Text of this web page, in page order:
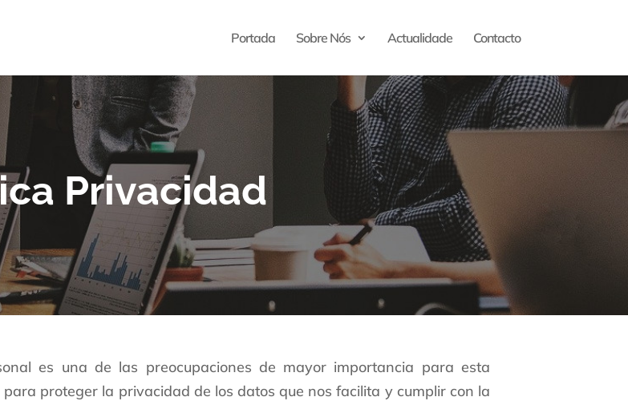
Portada Sobre Nós Actualidade Contacto
Privacidad
es una de las preocupaciones de mayor importancia para esta
proteger la privacidad de los datos que nos facilita y cumplir con la